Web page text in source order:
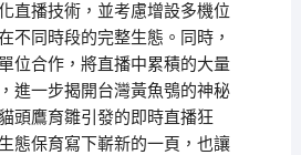
直播技術，並考慮增設多機位
不同時段的完整生態。同時，
位合作，將直播中累積的大量
進一步揭開台灣黃魚鴞的神秘
頭鷹育雛引發的即時直播狂
態保育寫下嶄新的一頁，也讓